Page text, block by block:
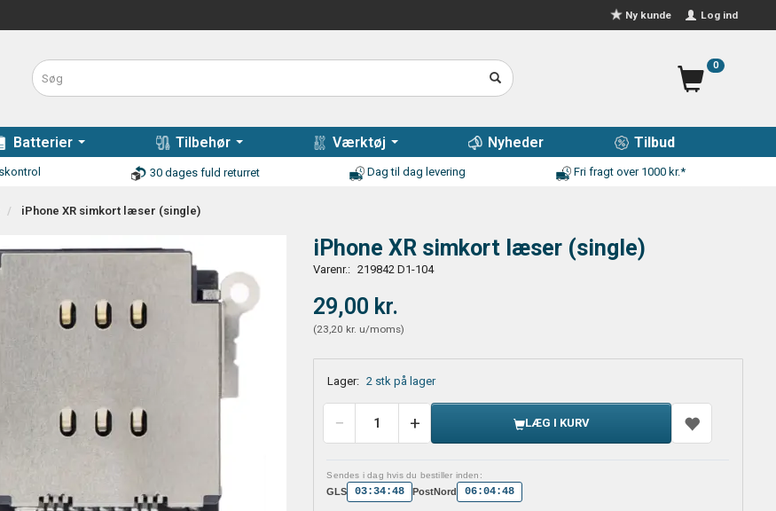
Log ind
Ny kunde
0
Batterier Tilbehør Værktøj Nyheder Tilbud
30 dages fuld returret Dag til dag levering Fri fragt over 1000 kr.*
iPhone XR simkort læser (single)
iPhone XR simkort læser (single)
Varenr.: 219842 D1-104
29,00 kr.
(23,20 kr. u/moms)
Lager: 2 stk på lager
LÆG I KURV
Sendes i dag hvis du bestiller inden:
GLS 03:34:48 PostNord 06:04:48